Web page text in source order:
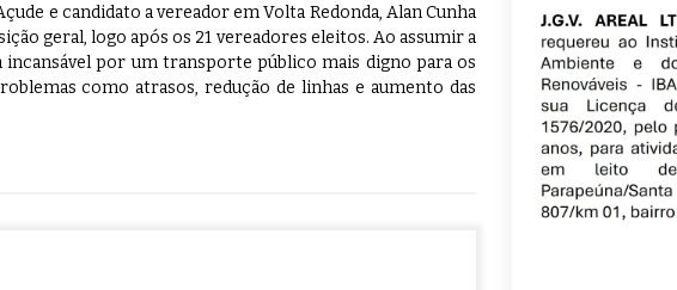
e candidato a vereador em Volta Redonda, Alan Cunha
geral, logo após os 21 vereadores eleitos. Ao assumir a
por um transporte público mais digno para os
como atrasos, redução de linhas e aumento das